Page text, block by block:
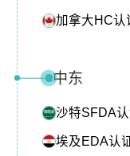
加拿大HC认
中东
沙特SFDA
埃及EDA认